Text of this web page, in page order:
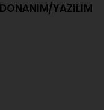
DONANIM/YAZILIM